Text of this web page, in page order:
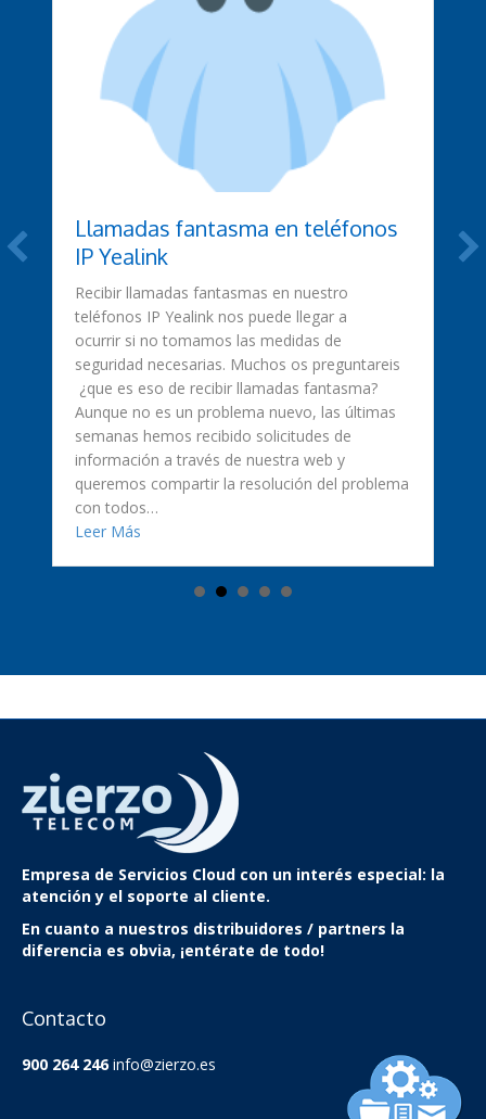
Te lo explicamos
Llamadas fantasma en teléfonos
IP Yealink
Recibir llamadas fantasmas en nuestro
teléfonos IP Yealink nos puede llegar a
ocurrir si no tomamos las medidas de
seguridad necesarias. Muchos os preguntareis
¿que es eso de recibir llamadas fantasma?
Aunque no es un problema nuevo, las últimas
semanas hemos recibido solicitudes de
información a través de nuestra web y
queremos compartir la resolución del problema
con todos…
Leer Más
Empresa de Servicios Cloud con un interés especial: la
atención y el soporte al cliente.
En cuanto a nuestros distribuidores / partners la
diferencia es obvia, ¡entérate de todo!
Contacto
900 264 246info@zierzo.es